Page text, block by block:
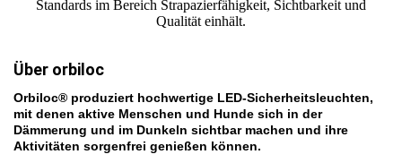
Standards im Bereich Strapazierfähigkeit, Sichtbarkeit und
Qualität einhält.
Über orbiloc
Orbiloc® produziert hochwertige LED-Sicherheitsleuchten,
mit denen aktive Menschen und Hunde sich in der
Dämmerung und im Dunkeln sichtbar machen und ihre
Aktivitäten sorgenfrei genießen können.